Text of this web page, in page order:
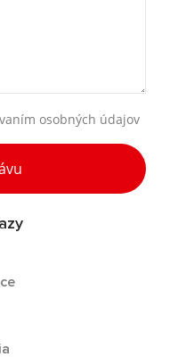
osobných údajov